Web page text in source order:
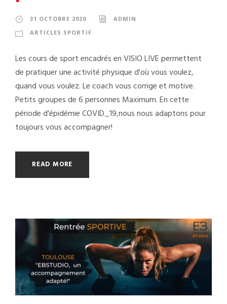
31 OCTOBRE 2020
ADMIN
ARTICLES SPORTIF
Les cours de sport encadrés en VISIO LIVE permettent
de pratiquer une activité physique d'où vous voulez,
quand vous voulez. Le coach vous corrige et motive.
Petits groupes de 6 personnes Maximum. En cette
période d'épidémie COVID_19,nous nous adaptons pour
toujours vous accompagner!
READ MORE